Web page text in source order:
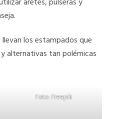
los estampados que
alternativas tan polémicas
Foto: Freepik